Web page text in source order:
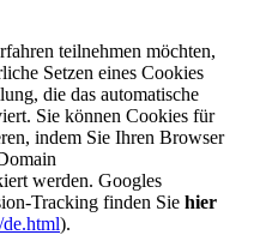
teilnehmen möchten,
Setzen eines Cookies
die das automatische
Sie können Cookies für
indem Sie Ihren Browser
werden. Googles
Tracking finden Sie hier
de.html).